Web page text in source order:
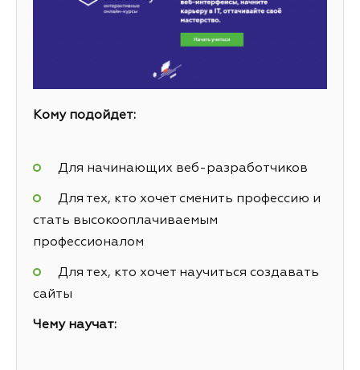
Кому подойдет:
Для начинающих веб-разработчиков
Для тех, кто хочет сменить профессию и
стать высокооплачиваемым
профессионалом
Для тех, кто хочет научиться создавать
сайты
Чему научат: